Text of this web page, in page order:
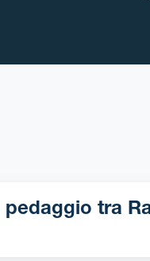
Ravenna - Sant-